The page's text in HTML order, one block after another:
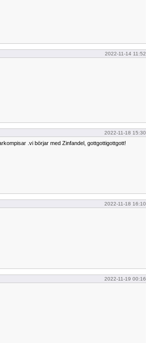
2022-11-14 11:52
2022-11-18 15:30
.vi börjar med Zinfandel, gottgottigottgott!
2022-11-18 16:10
2022-11-19 00:16